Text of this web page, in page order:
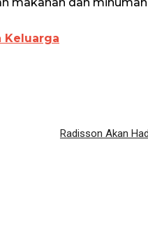
Keluarga
Radisson Akan